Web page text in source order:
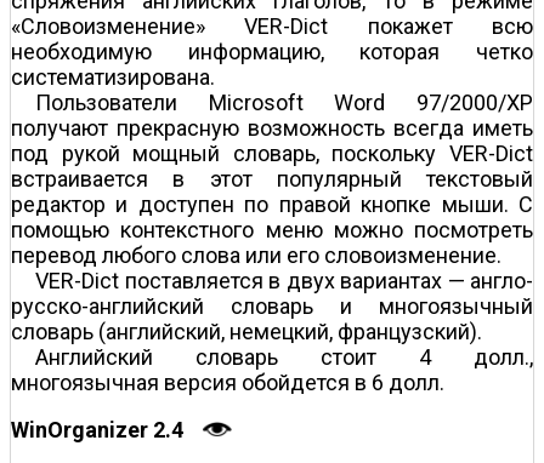
«Словоизменение» VER-Dict покажет всю
необходимую информацию, которая четко
систематизирована.
Пользователи Microsoft Word 97/2000/XP
получают прекрасную возможность всегда иметь
под рукой мощный словарь, поскольку VER-Dict
встраивается в этот популярный текстовый
редактор и доступен по правой кнопке мыши. С
помощью контекстного меню можно посмотреть
перевод любого слова или его словоизменение.
VER-Dict поставляется в двух вариантах — англо-
русско-английский словарь и многоязычный
словарь (английский, немецкий, французский).
Английский словарь стоит 4 долл.,
многоязычная версия обойдется в 6 долл.
WinOrganizer 2.4